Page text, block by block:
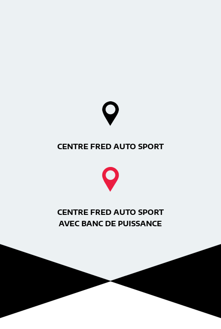
CENTRE FRED AUTO SPORT
CENTRE FRED AUTO SPORT
AVEC BANC DE PUISSANCE